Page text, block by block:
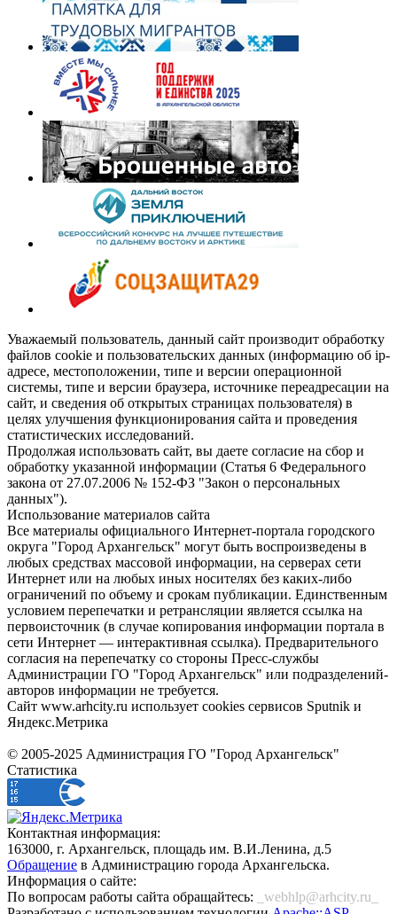
Уважаемый пользователь, данный сайт производит обработку
файлов cookie и пользовательских данных (информацию об ip-
адресе, местоположении, типе и версии операционной
системы, типе и версии браузера, источнике переадресации на
сайт, и сведения об открытых страницах пользователя) в
целях улучшения функционирования сайта и проведения
статистических исследований.
Продолжая использовать сайт, вы даете согласие на сбор и
обработку указанной информации (Статья 6 Федерального
закона от 27.07.2006 № 152-ФЗ "Закон о персональных
данных").
Использование материалов сайта
Все материалы официального Интернет-портала городского
округа "Город Архангельск" могут быть воспроизведены в
любых средствах массовой информации, на серверах сети
Интернет или на любых иных носителях без каких-либо
ограничений по объему и срокам публикации. Единственным
условием перепечатки и ретрансляции является ссылка на
первоисточник (в случае копирования информации портала в
сети Интернет — интерактивная ссылка). Предварительного
согласия на перепечатку со стороны Пресс-службы
Администрации ГО "Город Архангельск" или подразделений-
авторов информации не требуется.
Сайт www.arhcity.ru использует cookies сервисов Sputnik и
Яндекс.Метрика
© 2005-2025 Администрация ГО "Город Архангельск"
Статистика
Контактная информация:
163000, г. Архангельск, площадь им. В.И.Ленина, д.5
Обращение в Администрацию города Архангельска.
Информация о сайте:
По вопросам работы сайта обращайтесь:
_webhlp@arhcity.ru_